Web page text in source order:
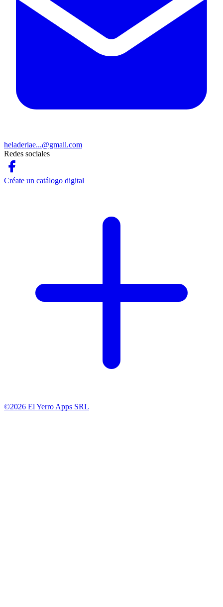
heladeriae...@gmail.com
Redes sociales
Créate un catálogo digital
©2026 El Yerro Apps SRL